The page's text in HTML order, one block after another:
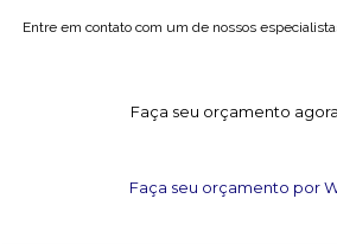
Entre em contato com um de nossos
Faça seu orçamento
Faça seu orçamento por